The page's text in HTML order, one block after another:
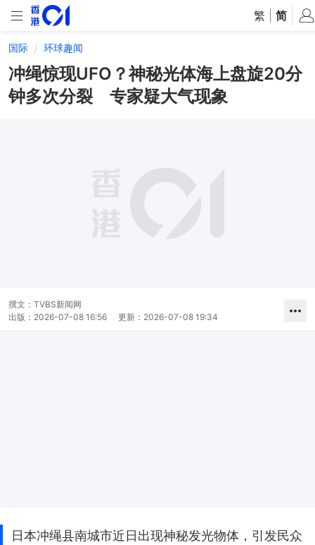
繁 简
国际 环球趣闻
冲绳惊现UFO？神秘光体海上盘旋20分
钟多次分裂 专家疑大气现象
撰文： TVBS新闻网
出版： 2026-07-08 16:56 更新： 2026-07-08 19:34
日本冲绳县南城市近日出现神秘发光物体，引发民众